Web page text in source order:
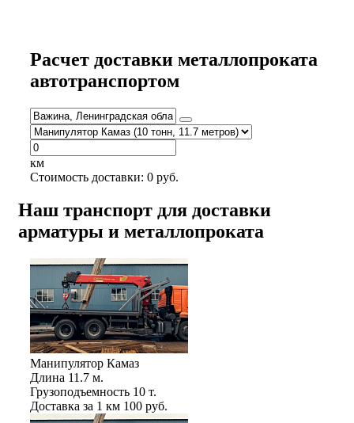
Расчет доставки металлопроката
автотранспортом
км
Стоимость доставки: 0 руб.
Наш транспорт для доставки
арматуры и металлопроката
Манипулятор Камаз
Длина 11.7 м.
Грузоподъемность 10 т.
Доставка за 1 км 100 руб.